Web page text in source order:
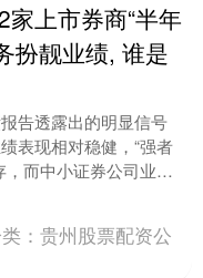
上市券商“半年
扮靓业绩, 谁是
告透露出的明显信号
表现相对稳健，“强者
，而中小证券公司业绩
发式”增长的“黑马”，
：贵州股票配资公